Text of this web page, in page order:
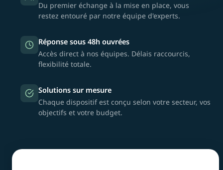
Du premier échange à la mise en place, vous
restez entouré par notre équipe d'experts.
Réponse sous 48h ouvrées
Accès direct à nos équipes. Délais raccourcis,
flexibilité totale.
Solutions sur mesure
Chaque dispositif est conçu selon votre secteur, vos
objectifs et votre budget.